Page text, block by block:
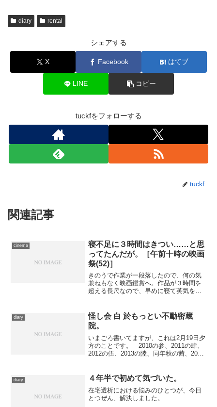
diary rental
シェアする
X Facebook はてブ
LINE コピー
tuckfをフォローする
tuckf
関連記事
cinema
寝不足に３時間はきつい……と思
ってたんだが。［午前十時の映画
祭(52)］
きのうで作業が一段落したので、何の気
兼ねもなく映画鑑賞へ。作品が３時間を
超える長尺なので、早めに寝て英気を養
いました。とりあえず残り1/5ぐらいまで
来ていた本を読み終え...
diary
怪し会 白 於もっとい不動密蔵
院。
いまごろ書いてますが、これは2月19日夕
方のことです。 2010の参、2011の肆、
2012の伍、2013の陸、同年秋の茜、2014
んと通い詰めました怪し会。...
diary ４年半で初めて気づいた。
在宅透析における悩みのひとつが、今日
とつぜん、解決しました。